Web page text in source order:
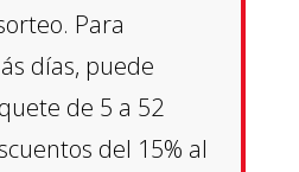
Para
días, puede
de 5 a 52
del 15% al